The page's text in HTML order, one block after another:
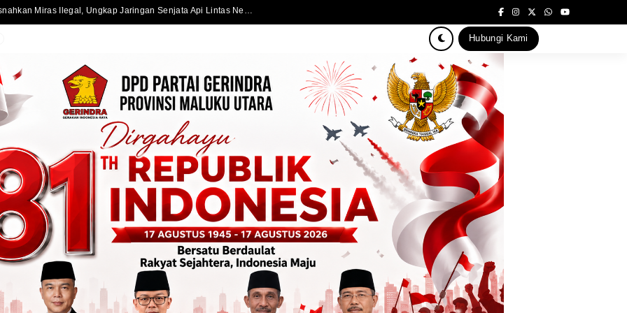
Satlantas Polres Halmahera Selatan Atur Lalu Lintas di SPBU Bacan, Arus Kendaraan Tetap Lancar
Hubungi Kami